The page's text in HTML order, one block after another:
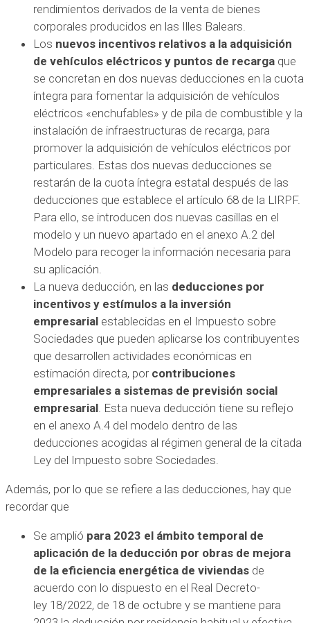
rendimientos derivados de la venta de bienes
corporales producidos en las Illes Balears.
Los nuevos incentivos relativos a la adquisición
de vehículos eléctricos y puntos de recarga que
se concretan en dos nuevas deducciones en la cuota
íntegra para fomentar la adquisición de vehículos
eléctricos «enchufables» y de pila de combustible y la
instalación de infraestructuras de recarga, para
promover la adquisición de vehículos eléctricos por
particulares. Estas dos nuevas deducciones se
restarán de la cuota íntegra estatal después de las
deducciones que establece el artículo 68 de la LIRPF.
Para ello, se introducen dos nuevas casillas en el
modelo y un nuevo apartado en el anexo A.2 del
Modelo para recoger la información necesaria para
su aplicación.
La nueva deducción, en las deducciones por
incentivos y estímulos a la inversión
empresarial establecidas en el Impuesto sobre
Sociedades que pueden aplicarse los contribuyentes
que desarrollen actividades económicas en
estimación directa, por contribuciones
empresariales a sistemas de previsión social
empresarial. Esta nueva deducción tiene su reflejo
en el anexo A.4 del modelo dentro de las
deducciones acogidas al régimen general de la citada
Ley del Impuesto sobre Sociedades.
Además, por lo que se refiere a las deducciones, hay que
recordar que
Se amplió para 2023 el ámbito temporal de
aplicación de la deducción por obras de mejora
de la eficiencia energética de viviendas de
acuerdo con lo dispuesto en el Real Decreto-
ley 18/2022, de 18 de octubre y se mantiene para